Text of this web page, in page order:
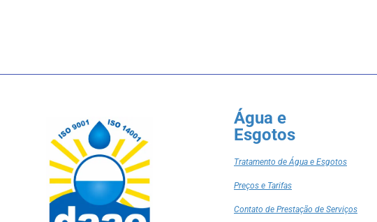
Água e
Esgotos
Tratamento de Água e Esgotos
Preços e Tarifas
Contato de Prestação de Serviços